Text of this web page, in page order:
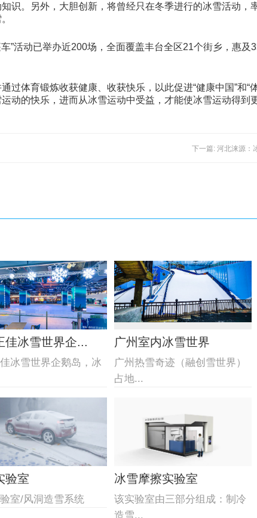
识。另外，大胆创新，将曾经只在冬季进行的冰雪活动，
”活动已举办近200场，全面覆盖丰台全区21个街乡，惠
体育锻炼收获健康、收获快乐，以此促进“健康中国”和“
的快乐，进而从冰雪运动中受益，才能使冰雪运动得到
下一篇: 河北涞源：
佳冰雪世界企...
冰雪世界企鹅岛，冰
广州室内冰雪世界
广州热雪奇迹（融创雪世界）
占地...
验室
室/风洞造雪系统
冰雪摩擦实验室
该实验室由三部分组成：制冷
造雪...